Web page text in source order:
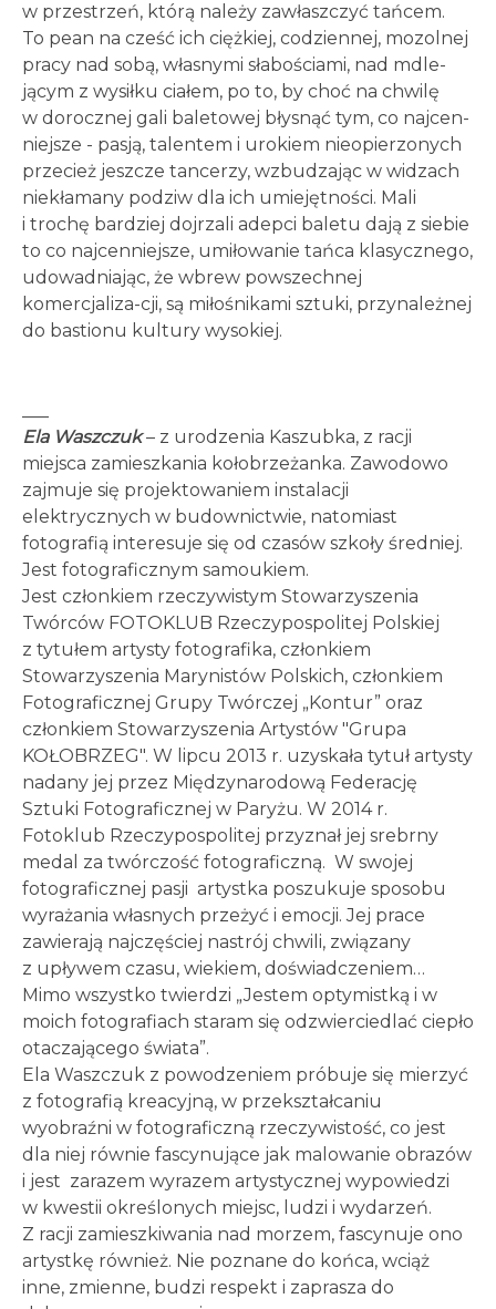
w przestrzeń, którą należy zawłaszczyć tańcem.
To pean na cześć ich ciężkiej, codziennej, mozolnej
pracy nad sobą, własnymi słabościami, nad mdle-
jącym z wysiłku ciałem, po to, by choć na chwilę
w dorocznej gali baletowej błysnąć tym, co najcen-
niejsze - pasją, talentem i urokiem nieopierzonych
przecież jeszcze tancerzy, wzbudzając w widzach
niekłamany podziw dla ich umiejętności. Mali
i trochę bardziej dojrzali adepci baletu dają z siebie
to co najcenniejsze, umiłowanie tańca klasycznego,
udowadniając, że wbrew powszechnej
komercjaliza-cji, są miłośnikami sztuki, przynależnej
do bastionu kultury wysokiej.
Ela Waszczuk– z urodzenia Kaszubka, z racji
miejsca zamieszkania kołobrzeżanka. Zawodowo
zajmuje się projektowaniem instalacji
elektrycznych w budownictwie, natomiast
fotografią interesuje się od czasów szkoły średniej.
Jest fotograficznym samoukiem.
Jest członkiem rzeczywistym Stowarzyszenia
Twórców FOTOKLUB Rzeczypospolitej Polskiej
z tytułem artysty fotografika, członkiem
Stowarzyszenia Marynistów Polskich, członkiem
Fotograficznej Grupy Twórczej „Kontur” oraz
członkiem Stowarzyszenia Artystów "Grupa
KOŁOBRZEG". W lipcu 2013 r. uzyskała tytuł artysty
nadany jej przez Międzynarodową Federację
Sztuki Fotograficznej w Paryżu. W 2014 r.
Fotoklub Rzeczypospolitej przyznał jej srebrny
medal za twórczość fotograficzną. W swojej
fotograficznej pasji artystka poszukuje sposobu
wyrażania własnych przeżyć i emocji. Jej prace
zawierają najczęściej nastrój chwili, związany
z upływem czasu, wiekiem, doświadczeniem…
Mimo wszystko twierdzi „Jestem optymistką i w
moich fotografiach staram się odzwierciedlać ciepło
otaczającego świata”.
Ela Waszczuk z powodzeniem próbuje się mierzyć
z fotografią kreacyjną, w przekształcaniu
wyobraźni w fotograficzną rzeczywistość, co jest
dla niej równie fascynujące jak malowanie obrazów
i jest zarazem wyrazem artystycznej wypowiedzi
w kwestii określonych miejsc, ludzi i wydarzeń.
Z racji zamieszkiwania nad morzem, fascynuje ono
artystkę również. Nie poznane do końca, wciąż
inne, zmienne, budzi respekt i zaprasza do